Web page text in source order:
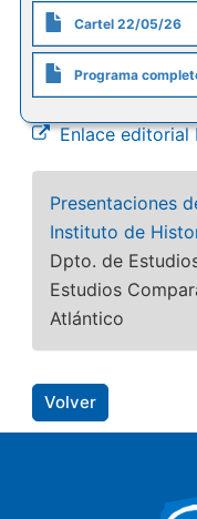
Cartel 22/05/26
Programa
Enlace editorial
Presentaciones
Instituto de
Dpto. de
Estudios
Atlántico
Volver